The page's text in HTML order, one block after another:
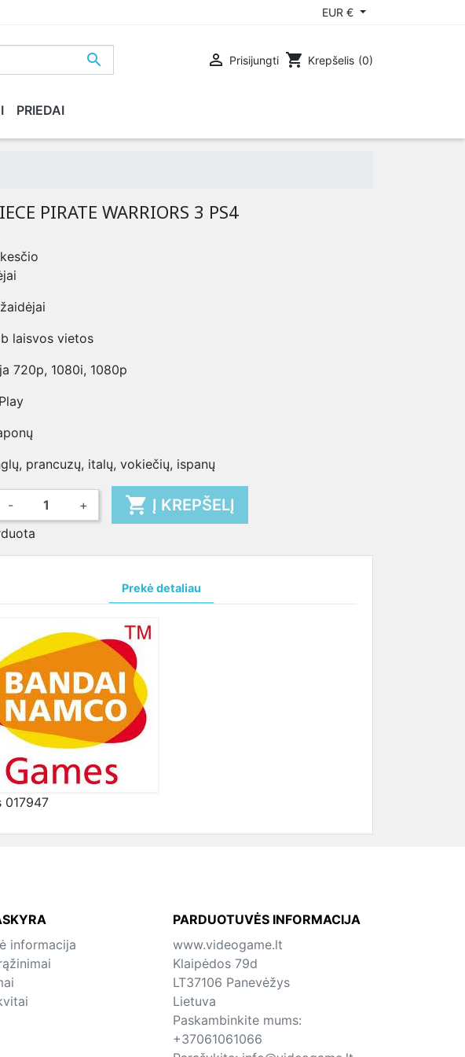
EUR €
  Prisijungti shopping_cart Krepšelis (0)
NINTENDO XBOX 360 PLAYSTATION 3
PRIEDAI
PIRATE WARRIORS 3 PS4
laisvos vietos
720p, 1080i, 1080p
prancuzų, italų, vokiečių, ispanų
- +  Į KREPŠELĮ
Prekė detaliau
017947
informacija
PARDUOTUVĖS INFORMACIJA
www.videogame.lt
Klaipėdos 79d
LT37106 Panevėžys
Lietuva
Paskambinkite mums:
+37061061066